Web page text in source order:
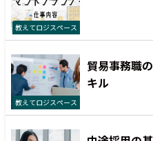
教えてロジスペース
教えてロジスペース
貿易事務職
キル